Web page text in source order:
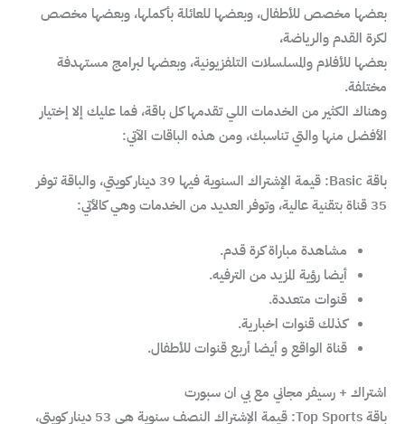
بعضها مخصص للأطفال، وبعضها للعائلة بأكملها، وبعضها مخصص
لكرة القدم والرياضة،
بعضها للأفلام والمسلسلات التلفزيونية، وبعضها لبرامج مستهدفة
مختلفة.
وهناك الكثير من الخدمات اللي تقدمها كل باقة، فما عليك إلا إختيار
الأفضل منها والتي تناسبك، ومن هذه الباقات الآتي:
باقة Basic: قيمة الإشتراك السنوية فيها 39 دينار كويتي، والباقة توفر
35 قناة بتقنية عالية، وتوفر العديد من الخدمات وهي كالأتي:
مشاهدة مباراة كرة قدم.
أيضا رؤية المزيد من الترفيه.
قنوات متعددة.
كذلك قنوات اخبارية.
قناة الواقع و أيضا أربع قنوات للأطفال.
اشتراك + رسيفر مجاني مع بي ان سبورت
باقة Top Sports: قيمة الإشتراك النصف سنوية هي 53 دينار كويتي،